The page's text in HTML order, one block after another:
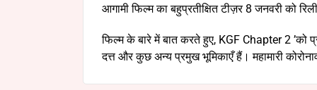
आगामी फिल्म का बहुप्रतीक्षित टीज़र 8 जनवरी को
फिल्म के बारे में बात करते हुए, KGF Chapter 2 ’को
दत्त और कुछ अन्य प्रमुख भूमिकाएँ हैं। महामारी